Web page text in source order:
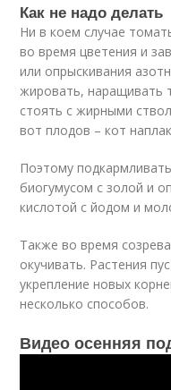
Как не надо делать
Ни в коем случае
во время цветения и
или опрыскивания
жировать, наращивать
стоять с жирными
вот плодов – кот
Поэтому
биогумусом с золой и
кислотой с йодом и
Также во время
окучивать. Растения
укрепление новых
несколько способов.
Видео осенняя